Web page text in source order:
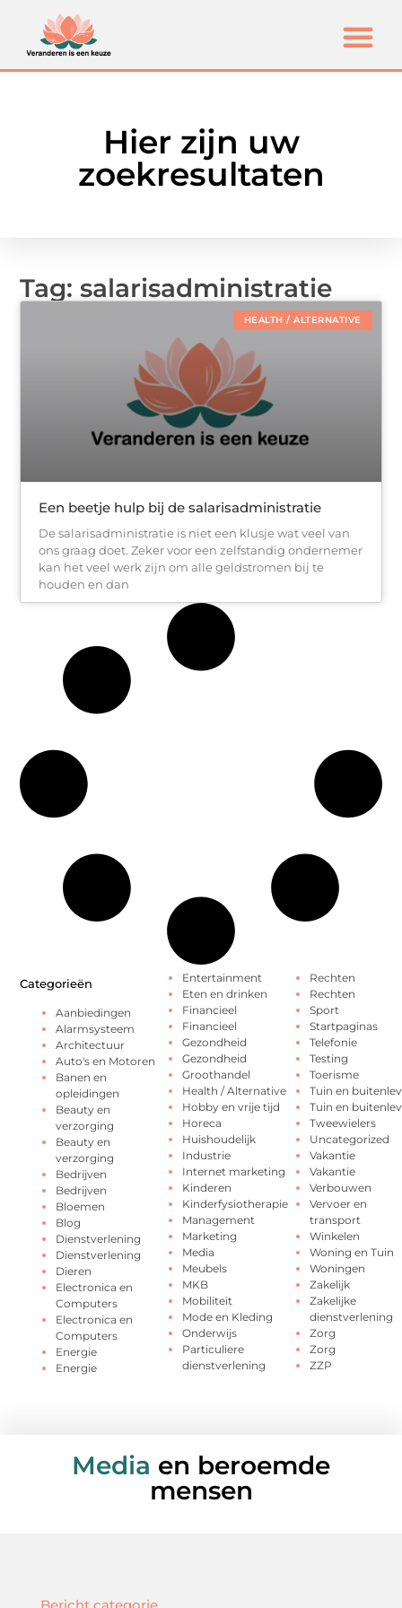
Hier zijn uw
zoekresultaten
Tag: salarisadministratie
HEALTH / ALTERNATIVE
Een beetje hulp bij de salarisadministratie
De salarisadministratie is niet een klusje wat veel van
ons graag doet. Zeker voor een zelfstandig ondernemer
kan het veel werk zijn om alle geldstromen bij te
houden en dan
Categorieën
Aanbiedingen
Alarmsysteem
Architectuur
Auto's en Motoren
Banen en
opleidingen
Beauty en
verzorging
Beauty en
verzorging
Bedrijven
Bedrijven
Bloemen
Blog
Dienstverlening
Dienstverlening
Dieren
Electronica en
Computers
Electronica en
Computers
Energie
Energie
Entertainment
Eten en drinken
Financieel
Financieel
Gezondheid
Gezondheid
Groothandel
Health / Alternative
Hobby en vrije tijd
Horeca
Huishoudelijk
Industrie
Internet marketing
Kinderen
Kinderfysiotherapie
Management
Marketing
Media
Meubels
MKB
Mobiliteit
Mode en Kleding
Onderwijs
Particuliere
dienstverlening
Rechten
Rechten
Sport
Startpaginas
Telefonie
Testing
Toerisme
Tuin en
Tuin en
Tweewielers
Uncategorized
Vakantie
Vakantie
Verbouwen
Vervoer en
transport
Winkelen
Woning en Tuin
Woningen
Zakelijk
Zakelijke
dienstverlening
Zorg
Zorg
ZZP
Media en beroemde
mensen
Bericht categorie